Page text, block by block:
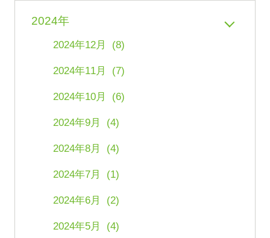
2024年
2024年12月 (8)
2024年11月 (7)
2024年10月 (6)
2024年9月 (4)
2024年8月 (4)
2024年7月 (1)
2024年6月 (2)
2024年5月 (4)